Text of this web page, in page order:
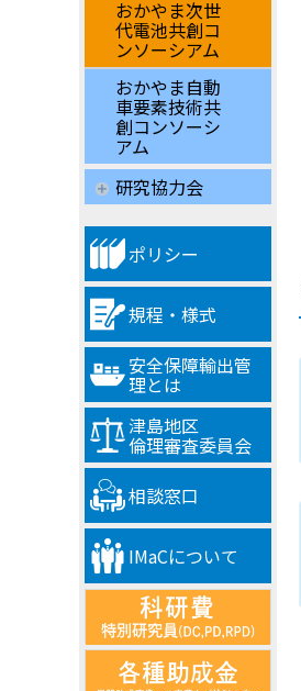
おかやま次世
代電池共創コ
ンソーシアム
おかやま自動
車要素技術共
創コンソーシ
アム
研究協力会
ポリシー
規程・様式
安全保障輸出管
理とは
津島地区
倫理審査委員会
相談窓口
IMaCについて